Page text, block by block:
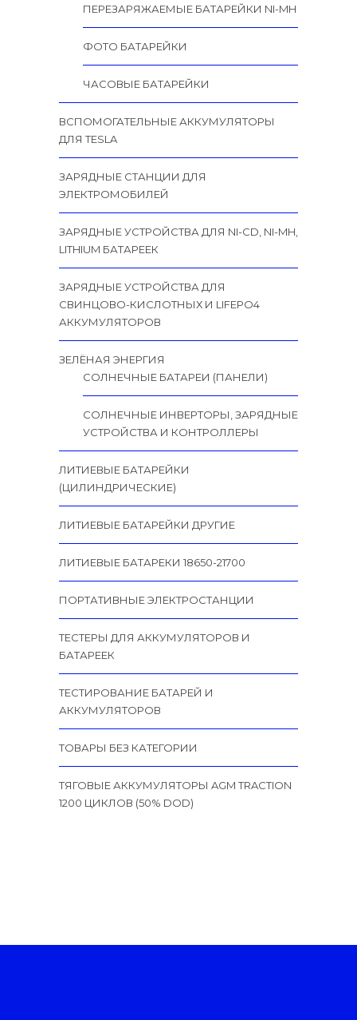
ПЕРЕЗАРЯЖАЕМЫЕ БАТАРЕЙКИ NI-MH
ФОТО БАТАРЕЙКИ
ЧАСОВЫЕ БАТАРЕЙКИ
ВСПОМОГАТЕЛЬНЫЕ АККУМУЛЯТОРЫ
ДЛЯ TESLA
ЗАРЯДНЫЕ СТАНЦИИ ДЛЯ
ЭЛЕКТРОМОБИЛЕЙ
ЗАРЯДНЫЕ УСТРОЙСТВА ДЛЯ NI-CD, NI-MH,
LITHIUM БАТАРЕЕК
ЗАРЯДНЫЕ УСТРОЙСТВА ДЛЯ
СВИНЦОВО-КИСЛОТНЫХ И LIFEPO4
АККУМУЛЯТОРОВ
ЗЕЛЁНАЯ ЭНЕРГИЯ
СОЛНЕЧНЫЕ БАТАРЕИ (ПАНЕЛИ)
СОЛНЕЧНЫЕ ИНВЕРТОРЫ, ЗАРЯДНЫЕ
УСТРОЙСТВА И КОНТРОЛЛЕРЫ
ЛИТИЕВЫЕ БАТАРЕЙКИ
(ЦИЛИНДРИЧЕСКИЕ)
ЛИТИЕВЫЕ БАТАРЕЙКИ ДРУГИЕ
ЛИТИЕВЫЕ БАТАРЕКИ 18650-21700
ПОРТАТИВНЫЕ ЭЛЕКТРОСТАНЦИИ
ТЕСТЕРЫ ДЛЯ АККУМУЛЯТОРОВ И
БАТАРЕЕК
ТЕСТИРОВАНИЕ БАТАРЕЙ И
АККУМУЛЯТОРОВ
ТОВАРЫ БЕЗ КАТЕГОРИИ
ТЯГОВЫЕ АККУМУЛЯТОРЫ AGM TRACTION
1200 ЦИКЛОВ (50% DOD)